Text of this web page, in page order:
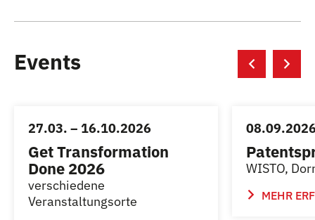
Events
27.03. – 16.10.2026
Get Transformation
Done 2026
verschiedene
Veranstaltungsorte
WISTO,
MEHR